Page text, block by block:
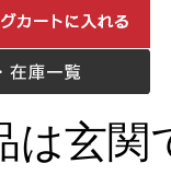
は玄関